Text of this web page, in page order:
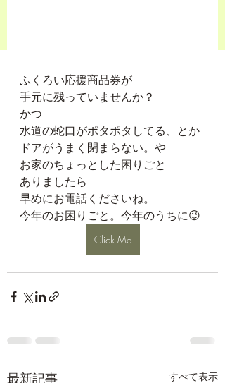
ふくろい応援商品券が
手元に残っていませんか？
かつ
水道の蛇口がポタポタしてる、とか
ドアがうまく閉まらない。や
お家のちょっとした困りごと
ありましたら
早めにお電話くださいね。
今年のお困りごと。今年のうちに😉
Click Me
最新記事 すべて表示